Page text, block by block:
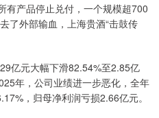
有产品停止兑付，一个规模超700
了外部输血，上海贵酒“击鼓传
亿元大幅下滑82.54%至2.85亿
年，公司业绩进一步恶化，全年
，归母净利润亏损2.66亿元。